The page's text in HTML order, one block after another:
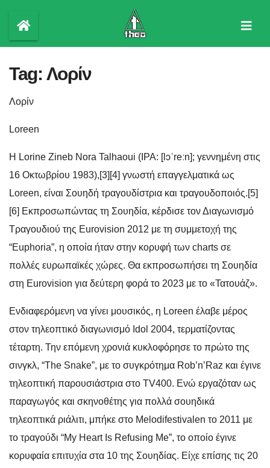
content
Tag: Λορίν
Λορίν
Loreen
Η Lorine Zineb Nora Talhaoui (IPA: [lɔˈreːn]; γεννημένη στις
16 Οκτωβρίου 1983),[3][4] γνωστή επαγγελματικά ως
Loreen, είναι Σουηδή τραγουδίστρια και τραγουδοποιός.[5]
[6] Εκπροσωπώντας τη Σουηδία, κέρδισε τον Διαγωνισμό
Τραγουδιού της Eurovision 2012 με τη συμμετοχή της
“Euphoria”, η οποία ήταν στην κορυφή των charts σε
πολλές ευρωπαϊκές χώρες. Θα εκπροσωπήσει τη Σουηδία
στη Eurovision για δεύτερη φορά το 2023 με το «Τατουάζ».
Ενδιαφερόμενη να γίνει μουσικός, η Loreen έλαβε μέρος
στον τηλεοπτικό διαγωνισμό Idol 2004, τερματίζοντας
τέταρτη. Την επόμενη χρονιά κυκλοφόρησε το πρώτο της
σινγκλ, “The Snake”, με το συγκρότημα Rob’n’Raz και έγινε
τηλεοπτική παρουσιάστρια στο TV400. Ενώ εργαζόταν ως
παραγωγός και σκηνοθέτης για πολλά σουηδικά
τηλεοπτικά ριάλιτι, μπήκε στο Melodifestivalen το 2011 με
το τραγούδι “My Heart Is Refusing Me”, το οποίο έγινε
κορυφαία επιτυχία στα 10 της Σουηδίας. Είχε επίσης τις 20